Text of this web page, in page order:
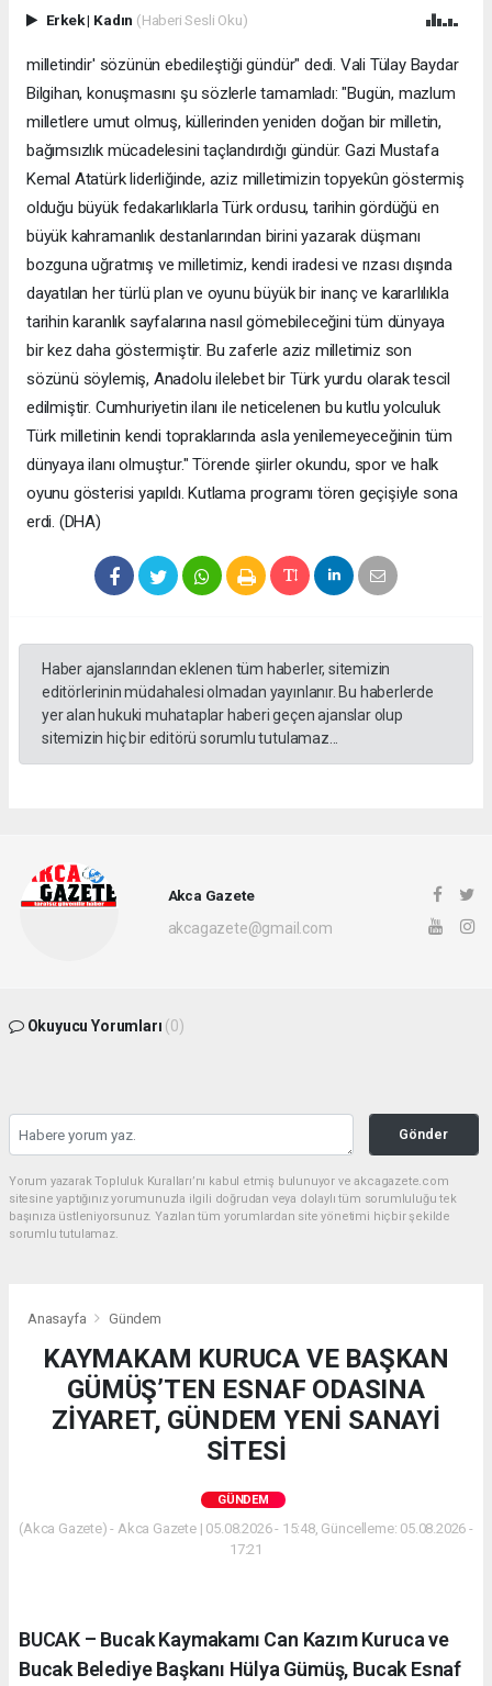
Erkek| Kadın (Haberi Sesli Oku)
milletindir' sözünün ebedileştiği gündür" dedi. Vali Tülay Baydar
Bilgihan, konuşmasını şu sözlerle tamamladı: "Bugün, mazlum
milletlere umut olmuş, küllerinden yeniden doğan bir milletin,
bağımsızlık mücadelesini taçlandırdığı gündür. Gazi Mustafa
Kemal Atatürk liderliğinde, aziz milletimizin topyekûn göstermiş
olduğu büyük fedakarlıklarla Türk ordusu, tarihin gördüğü en
büyük kahramanlık destanlarından birini yazarak düşmanı
bozguna uğratmış ve milletimiz, kendi iradesi ve rızası dışında
dayatılan her türlü plan ve oyunu büyük bir inanç ve kararlılıkla
tarihin karanlık sayfalarına nasıl gömebileceğini tüm dünyaya
bir kez daha göstermiştir. Bu zaferle aziz milletimiz son
sözünü söylemiş, Anadolu ilelebet bir Türk yurdu olarak tescil
edilmiştir. Cumhuriyetin ilanı ile neticelenen bu kutlu yolculuk
Türk milletinin kendi topraklarında asla yenilemeyeceğinin tüm
dünyaya ilanı olmuştur." Törende şiirler okundu, spor ve halk
oyunu gösterisi yapıldı. Kutlama programı tören geçişiyle sona
erdi. (DHA)
Haber ajanslarından eklenen tüm haberler, sitemizin
editörlerinin müdahalesi olmadan yayınlanır. Bu haberlerde
yer alan hukuki muhataplar haberi geçen ajanslar olup
sitemizin hiç bir editörü sorumlu tutulamaz...
Akca Gazete
akcagazete@gmail.com
Okuyucu Yorumları (0)
Gönder
Yorum yazarak Topluluk Kuralları’nı kabul etmiş bulunuyor ve akcagazete.com
sitesine yaptığınız yorumunuzla ilgili doğrudan veya dolaylı tüm sorumluluğu tek
başınıza üstleniyorsunuz. Yazılan tüm yorumlardan site yönetimi hiçbir şekilde
sorumlu tutulamaz.
Anasayfa Gündem
KAYMAKAM KURUCA VE BAŞKAN
GÜMÜŞ’TEN ESNAF ODASINA
ZİYARET, GÜNDEM YENİ SANAYİ
SİTESİ
GÜNDEM
(Akca Gazete) - Akca Gazete | 05.08.2026 - 15:48, Güncelleme: 05.08.2026 -
17:21
BUCAK – Bucak Kaymakamı Can Kazım Kuruca ve
Bucak Belediye Başkanı Hülya Gümüş, Bucak Esnaf